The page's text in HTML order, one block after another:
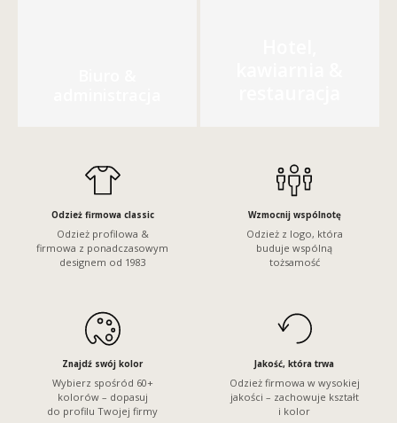
Odzież firmowa classic
Odzież profilowa &
firmowa z ponadczasowym
designem od 1983
Wzmocnij wspólnotę
Odzież z logo, która
buduje wspólną
tożsamość
Znajdź swój kolor
Wybierz spośród 60+
kolorów – dopasuj
do profilu Twojej firmy
Jakość, która trwa
Odzież firmowa w wysokiej
jakości – zachowuje kształt
i kolor